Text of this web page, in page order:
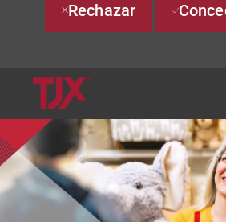
Rechazar